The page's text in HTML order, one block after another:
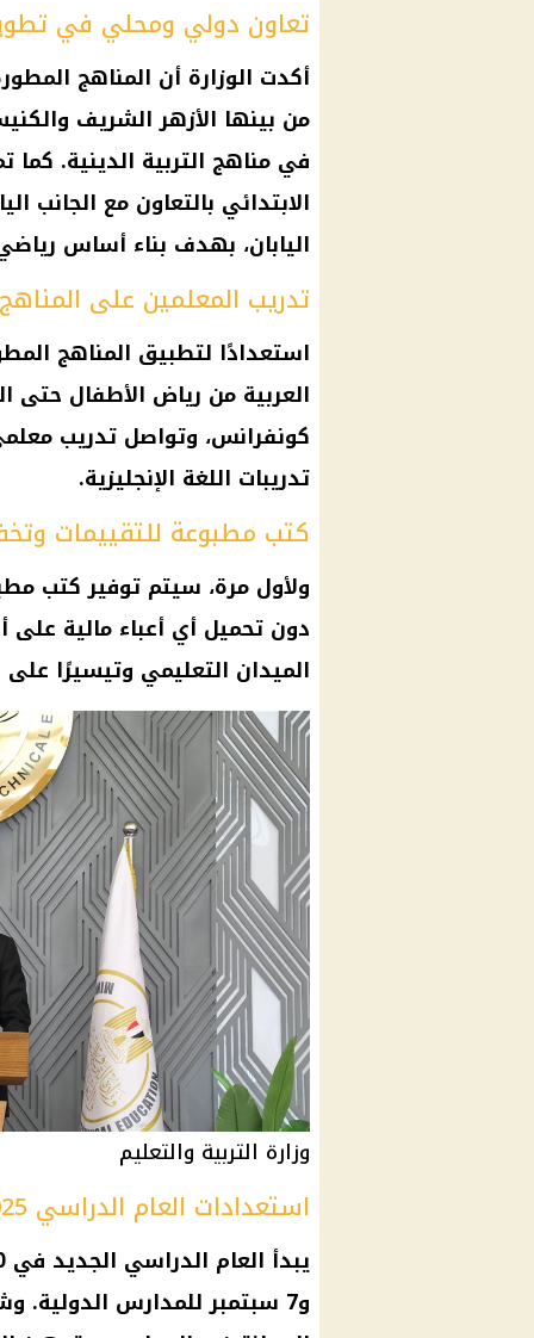
تعاون دولي ومحلي في
أكدت الوزارة أن المناهج
من بينها الأزهر الشريف
في مناهج التربية الدينية. كما
الابتدائي بالتعاون مع الجانب
اليابان، بهدف بناء أساس
تدريب المعلمين على
استعدادًا لتطبيق المناهج
العربية من رياض الأطفال حتى
كونفرانس، وتواصل تدريب
تدريبات اللغة الإنجليزية.
كتب مطبوعة للتقييمات
ولأول مرة، سيتم توفير كتب
دون تحميل أي أعباء مالية على
الميدان التعليمي وتيسيرًا على
وزارة التربية والتعليم
استعدادات العام الدراسي 2025-2026
يبدأ العام الدراسي الجديد
و7 سبتمبر للمدارس